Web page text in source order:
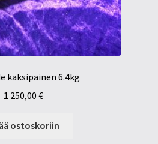
kaksipäinen 6.4kg
1 250,00 €
ostoskoriin